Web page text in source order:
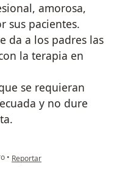
amorosa,
sus pacientes.
da a los padres las
la terapia en
se requieran
y no dure
• en opinión del usuario VL
Reportar